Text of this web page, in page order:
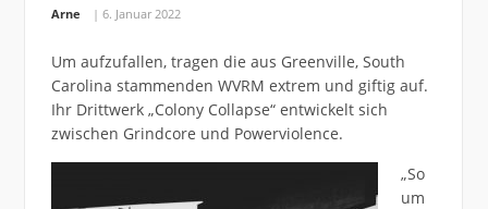
Arne 6. Januar 2022
Um aufzufallen, tragen die aus Greenville, South
Carolina stammenden WVRM extrem und giftig auf.
Ihr Drittwerk „Colony Collapse“ entwickelt sich
zwischen Grindcore und Powerviolence.
„So
um